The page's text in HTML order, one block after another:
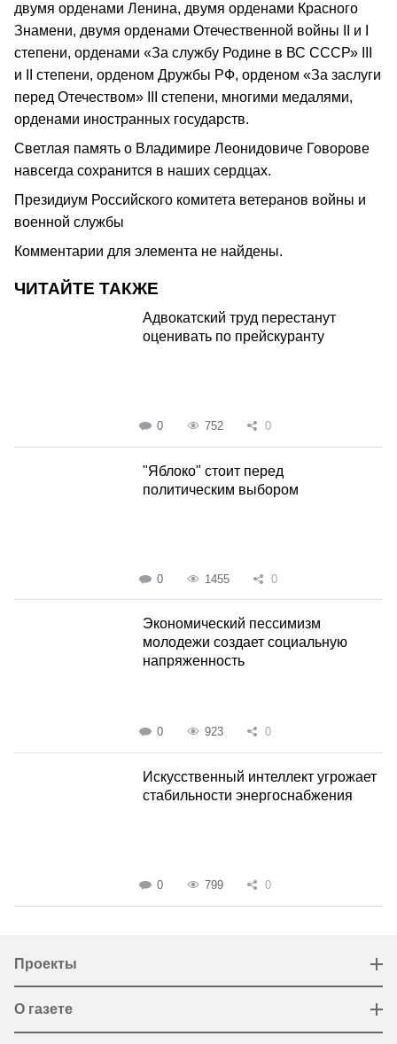
двумя орденами Ленина, двумя орденами Красного
Знамени, двумя орденами Отечественной войны II и I
степени, орденами «За службу Родине в ВС СССР» III
и II степени, орденом Дружбы РФ, орденом «За заслуги
перед Отечеством» III степени, многими медалями,
орденами иностранных государств.
Светлая память о Владимире Леонидовиче Говорове
навсегда сохранится в наших сердцах.
Президиум Российского комитета ветеранов войны и
военной службы
Комментарии для элемента не найдены.
ЧИТАЙТЕ ТАКЖЕ
Адвокатский труд перестанут
оценивать по прейскуранту
0 752 0
"Яблоко" стоит перед
политическим выбором
0 1455 0
Экономический пессимизм
молодежи создает социальную
напряженность
0 923 0
Искусственный интеллект угрожает
стабильности энергоснабжения
0 799 0
Проекты
О газете